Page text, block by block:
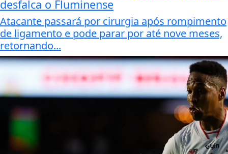
desfalca o Fluminense
Atacante passará por cirurgia após rompimento
de ligamento e pode parar por até nove meses,
retornando...